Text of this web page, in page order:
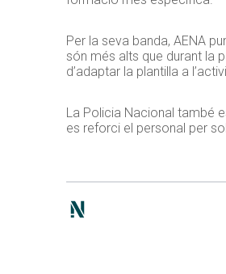
Per la seva banda, AENA
són més alts que durant la
d’adaptar la plantilla a
La Policia Nacional també
es reforci el personal per